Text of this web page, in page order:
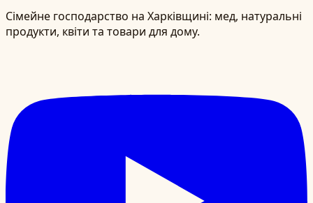
Сімейне господарство на Харківщині: мед, натуральні
продукти, квіти та товари для дому.